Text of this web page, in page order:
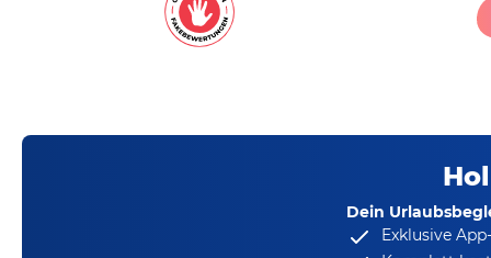
Dein
Exklusive